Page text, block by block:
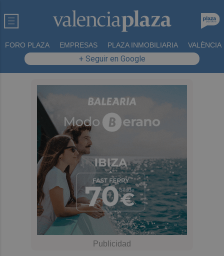
FORO PLAZA EMPRESAS PLAZA INMOBILIARIA VALÈNCIA
+ Seguir en Google